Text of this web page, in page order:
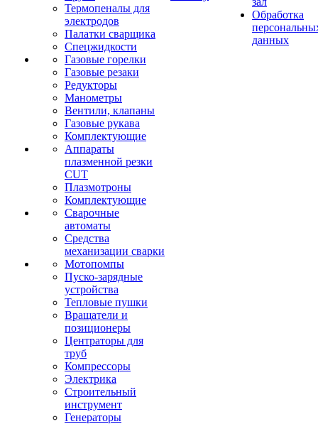
Термопеналы для
электродов
Палатки сварщика
Спецжидкости
Газовые горелки
Газовые резаки
Редукторы
Манометры
Вентили, клапаны
Газовые рукава
Комплектующие
Аппараты
плазменной резки
CUT
Плазмотроны
Комплектующие
Сварочные
автоматы
Средства
механизации сварки
Мотопомпы
Пуско-зарядные
устройства
Тепловые пушки
Вращатели и
позиционеры
Центраторы для
труб
Компрессоры
Электрика
Строительный
инструмент
Генераторы
Обработка
данных